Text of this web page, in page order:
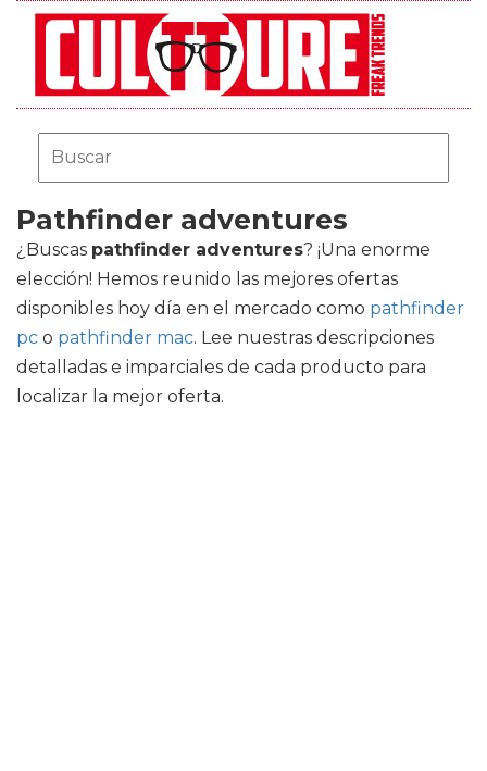
Pathfinder adventures
¿Buscas pathfinder adventures? ¡Una enorme
elección! Hemos reunido las mejores ofertas
disponibles hoy día en el mercado como pathfinder
pc o pathfinder mac. Lee nuestras descripciones
detalladas e imparciales de cada producto para
localizar la mejor oferta.